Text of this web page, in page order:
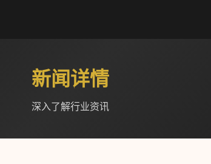
新闻详情
深入了解行业资讯